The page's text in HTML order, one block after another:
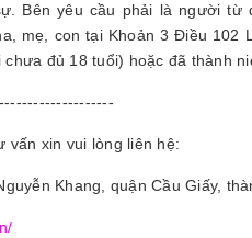
Bên yêu cầu phải là người từ
mẹ, con tại Khoản 3 Điều 102
đủ 18 tuổi) hoặc đã thành
vấn xin vui lòng liên hệ:
Khang, quận Cầu Giấy,